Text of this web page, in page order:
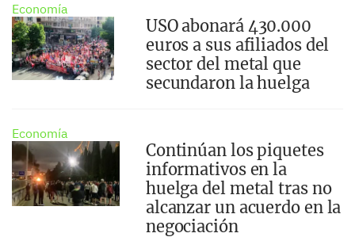
Economía
USO abonará 430.000
euros a sus afiliados del
sector del metal que
secundaron la huelga
Economía
Continúan los piquetes
informativos en la
huelga del metal tras no
alcanzar un acuerdo en la
negociación